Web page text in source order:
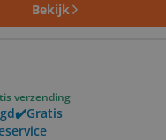
Bekijk
verzending